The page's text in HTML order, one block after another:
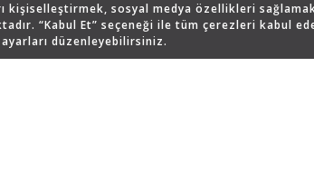
kişiselleştirmek, sosyal medya özellikleri
“Kabul Et” seçeneği ile tüm çerezleri kabul
düzenleyebilirsiniz.
Copyright ©